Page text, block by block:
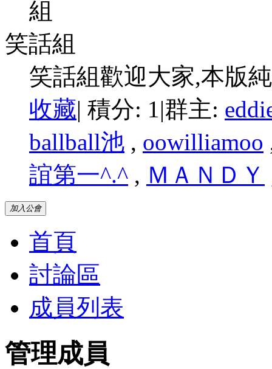
笑話組
笑話組歡迎大家,本版
收藏| 積分: 1|群主:
ballball池 , oowilliamoo
誼第一^.^ , ＭＡＮＤＹ
加入公會
首頁
討論區
成員列表
管理成員